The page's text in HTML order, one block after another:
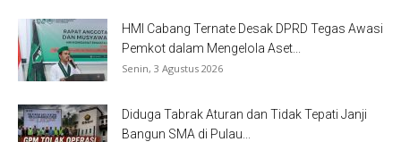
HMI Cabang Ternate Desak DPRD Tegas Awasi
Pemkot dalam Mengelola Aset...
Senin, 3 Agustus 2026
Diduga Tabrak Aturan dan Tidak Tepati Janji
Bangun SMA di Pulau...